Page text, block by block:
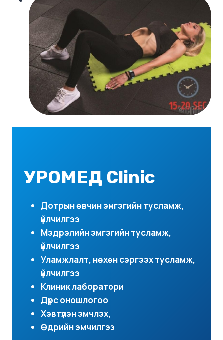
УРОМЕД Clinic
Дотрын өвчин эмгэгийн тусламж,
үйлчилгээ
Мэдрэлийн эмгэгийн тусламж,
үйлчилгээ
Уламжлалт, нөхөн сэргээх тусламж,
үйлчилгээ
Клиник лаборатори
Дүрс оношлогоо
Хэвтүүлэн эмчлэх,
Өдрийн эмчилгээ